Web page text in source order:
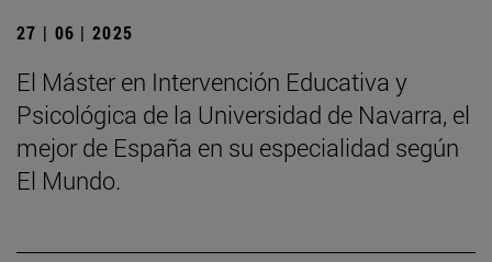
27 | 06 | 2025
El Máster en Intervención Educativa y
Psicológica de la Universidad de Navarra, el
mejor de España en su especialidad según
El Mundo.